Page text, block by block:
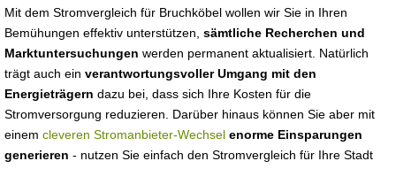
Mit dem Stromvergleich für Bruchköbel wollen wir Sie in Ihren
Bemühungen effektiv unterstützen, sämtliche Recherchen und
Marktuntersuchungen werden permanent aktualisiert. Natürlich
trägt auch ein verantwortungsvoller Umgang mit den
Energieträgern dazu bei, dass sich Ihre Kosten für die
Stromversorgung reduzieren. Darüber hinaus können Sie aber mit
einem cleveren Stromanbieter-Wechsel enorme Einsparungen
generieren - nutzen Sie einfach den Stromvergleich für Ihre Stadt